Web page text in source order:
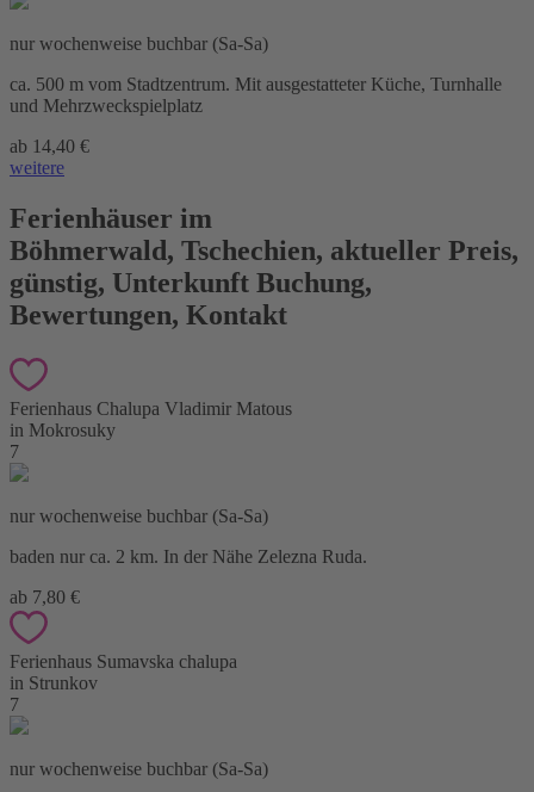
nur wochenweise buchbar (Sa-Sa)
ca. 500 m vom Stadtzentrum. Mit ausgestatteter Küche, Turnhalle
und Mehrzweckspielplatz
ab 14,40 €
weitere
Ferienhäuser im
Böhmerwald, Tschechien, aktueller Preis,
günstig, Unterkunft Buchung,
Bewertungen, Kontakt
Ferienhaus Chalupa Vladimir Matous
in Mokrosuky
7
nur wochenweise buchbar (Sa-Sa)
baden nur ca. 2 km. In der Nähe Zelezna Ruda.
ab 7,80 €
Ferienhaus Sumavska chalupa
in Strunkov
7
nur wochenweise buchbar (Sa-Sa)